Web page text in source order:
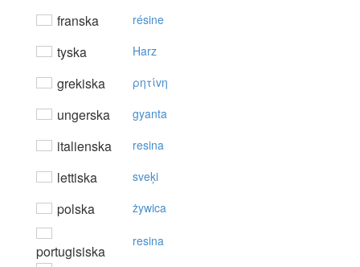
franska résine
tyska Harz
grekiska ρητίvη
ungerska gyanta
italienska resina
lettiska sveķi
polska żywica
portugisiska
resina